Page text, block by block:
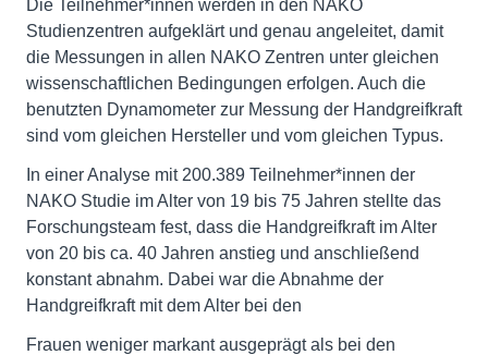
Die Teilnehmer*innen werden in den NAKO
Studienzentren aufgeklärt und genau angeleitet, damit
die Messungen in allen NAKO Zentren unter gleichen
wissenschaftlichen Bedingungen erfolgen. Auch die
benutzten Dynamometer zur Messung der Handgreifkraft
sind vom gleichen Hersteller und vom gleichen Typus.
In einer Analyse mit 200.389 Teilnehmer*innen der
NAKO Studie im Alter von 19 bis 75 Jahren stellte das
Forschungsteam fest, dass die Handgreifkraft im Alter
von 20 bis ca. 40 Jahren anstieg und anschließend
konstant abnahm. Dabei war die Abnahme der
Handgreifkraft mit dem Alter bei den
Frauen weniger markant ausgeprägt als bei den